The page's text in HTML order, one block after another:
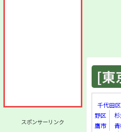
スポンサーリンク
[東
千代田区
野区
鷹市